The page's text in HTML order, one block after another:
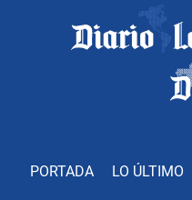
PORTADA LO ÚLTIMO